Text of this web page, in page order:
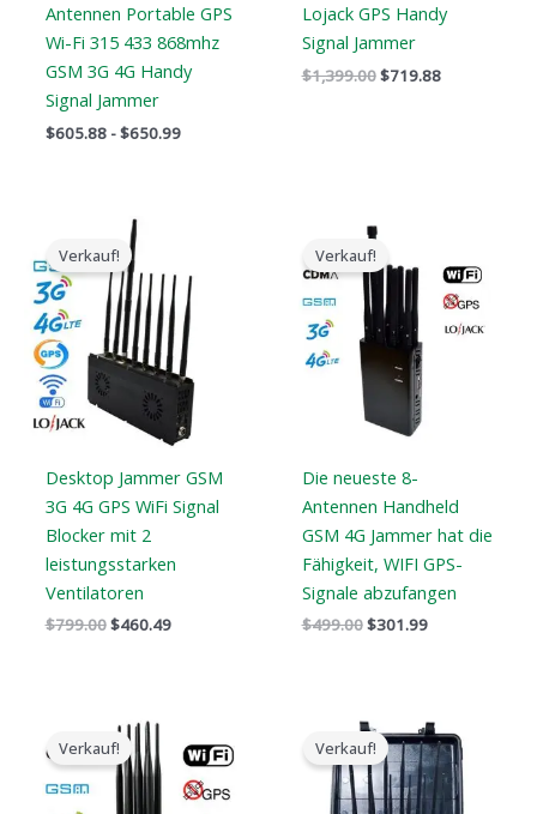
Antennen Portable GPS
Wi-Fi 315 433 868mhz
GSM 3G 4G Handy
Signal Jammer
$605.88 -$650.99
Lojack GPS Handy
Signal Jammer
$1,399.00$719.88
Verkauf!
Desktop Jammer GSM
3G 4G GPS WiFi Signal
Blocker mit 2
leistungsstarken
Ventilatoren
$799.00
Der
ursprüngliche
Preis
war:
$799.00.
$460.49
ist:
$460.49.
Verkauf!
Die neueste 8-
Antennen Handheld
GSM 4G Jammer hat die
Fähigkeit, WIFI GPS-
Signale abzufangen
$499.00
Der
ursprüngliche
Preis
war:
$499.00.
$301.99
Preis
ist:
$301.99.
Verkauf!
ursprüngliche
Preis
war:
$899.00.
Preis
ist:
$539.69.
Verkauf!
ursprüngliche
Preis
war:
$3,999.00.
aktuelle
Preis
ist:
$2,499.99.